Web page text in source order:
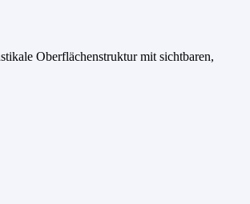
Oberflächenstruktur mit sichtbaren,